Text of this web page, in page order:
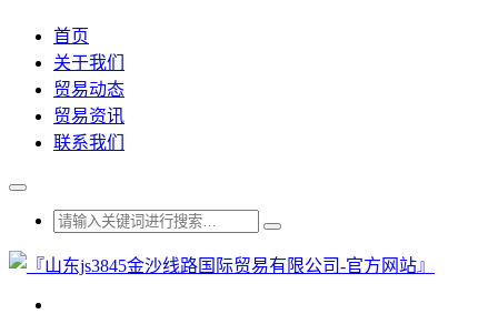
首页
关于我们
贸易动态
贸易资讯
联系我们